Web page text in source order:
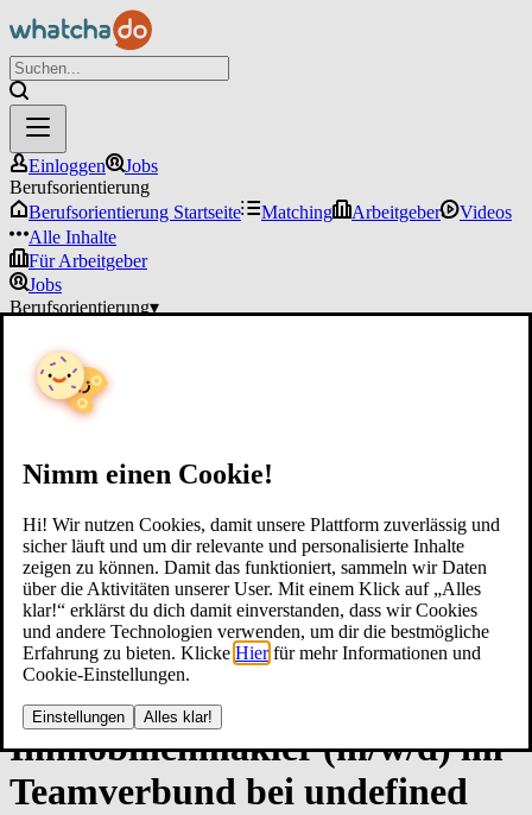
Nimm einen Cookie!
Hi! Wir nutzen Cookies, damit unsere Plattform zuverlässig und
sicher läuft und um dir relevante und personalisierte Inhalte
zeigen zu können. Damit das funktioniert, sammeln wir Daten
über die Aktivitäten unserer User. Mit einem Klick auf „Alles
klar!“ erklärst du dich damit einverstanden, dass wir Cookies
und andere Technologien verwenden, um dir die bestmögliche
Erfahrung zu bieten. Klicke Hier für mehr Informationen und
Cookie-Einstellungen.
Einstellungen Alles klar!
Einloggen
Jobs
Berufsorientierung
Berufsorientierung Startseite
Matching Arbeitgeber
Videos
Alle Inhalte
Für Arbeitgeber
Jobs
Berufsorientierung▾
Im­mo­bi­li­en­mak­ler (m/w/d) im
­Team­ver­bun­d bei un­de­fi­ned